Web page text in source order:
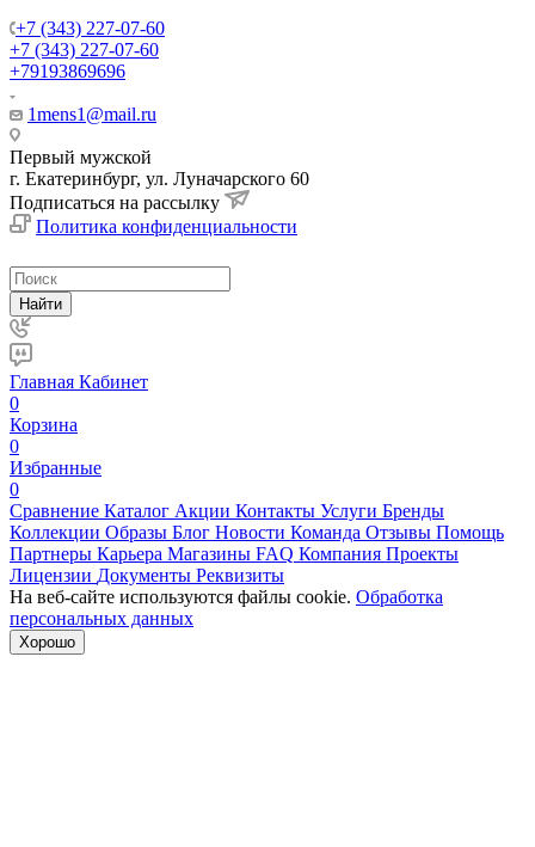
+7 (343) 227-07-60
+7 (343) 227-07-60
+79193869696
1mens1@mail.ru
Первый мужской
г. Екатеринбург, ул. Луначарского 60
Подписаться на рассылку
Политика конфиденциальности
Найти
Главная Кабинет
0
Корзина
0
Избранные
0
Сравнение Каталог Акции Контакты Услуги Бренды
Коллекции Образы Блог Новости Команда Отзывы Помощь
Партнеры Карьера Магазины FAQ Компания Проекты
Лицензии Документы Реквизиты
На веб-сайте используются файлы cookie. Обработка
персональных данных
Хорошо